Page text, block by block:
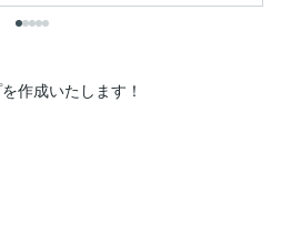
作成いたします！